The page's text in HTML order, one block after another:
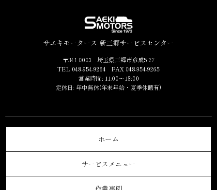
サエキモータース 新三郷サービスセンター
〒341-0003 埼玉県三郷市彦成5-27
TEL 048-954-9264 FAX 048-954-9265
営業時間: 11:00～18:00
定休日: 年中無休(年末年始・夏季休暇有)
ホーム
サービスメニュー